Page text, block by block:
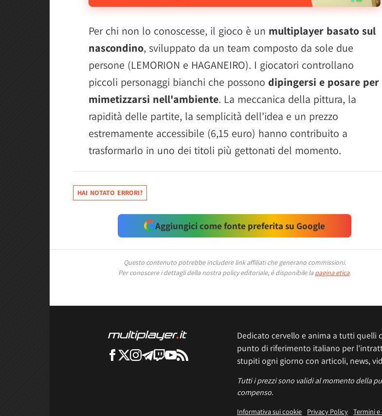
Per chi non lo conoscesse, il gioco è un multiplayer basato sul
nascondino, sviluppato da un team composto da sole due
persone (LEMORION e HAGANEIRO). I giocatori controllano
piccoli personaggi bianchi che possono dipingersi e posare per
mimetizzarsi nell'ambiente. La meccanica della pittura, la
rapidità delle partite, la semplicità dell'idea e un prezzo
estremamente accessibile (6,15 euro) hanno contribuito a
trasformarlo in uno dei titoli più gettonati del momento.
HAI NOTATO ERRORI?
Aggiungici come fonte preferita su Google
Questo contenuto potrebbe includere link affiliati che generano commissioni.
Per conoscere i dettagli della nostra policy editoriale, è disponibile la pagina etica.
Dedicato cervello e anima a tutti quelli
punto di riferimento italiano per
stupiti ogni giorno con articoli, news,
Tutti i prezzi sono validi al momento della
compenso.
Informativa sui cookie Privacy Policy Termini